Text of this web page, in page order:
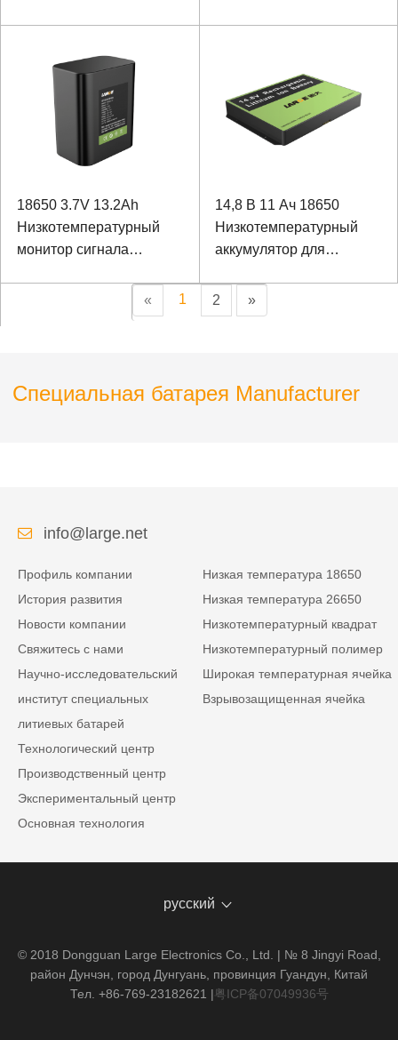
18650 3.7V 13.2Ah
Низкотемпературный
монитор сигнала
14,8 В 11 Ач 18650
Низкотемпературный
аккумулятор для
наведения с
коммуникацией SMBUS
« 1 2 »
Специальная батарея Manufacturer
info@large.net
Профиль компании
История развития
Новости компании
Свяжитесь с нами
Научно-исследовательский
институт специальных
литиевых батарей
Технологический центр
Производственный центр
Экспериментальный центр
Основная технология
Низкая температура 18650
Низкая температура 26650
Низкотемпературный квадрат
Низкотемпературный полимер
Широкая температурная ячейка
Взрывозащищенная ячейка
русский
© 2018 Dongguan Large Electronics Co., Ltd. | № 8 Jingyi Road,
район Дунчэн, город Дунгуань, провинция Гуандун, Китай
Тел. +86-769-23182621 |粤ICP备07049936号